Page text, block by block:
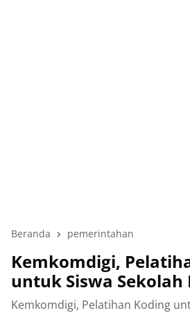
Beranda pemerintahan
Kemkomdigi,
untuk Siswa Sekolah
Kemkomdigi, Pelatihan Koding